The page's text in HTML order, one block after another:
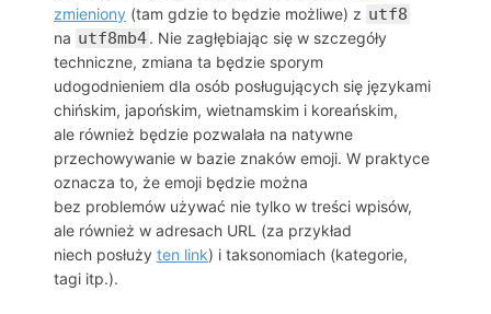
zmieniony (tam gdzie to będzie możliwe) z utf8
na utf8mb4. Nie zagłębiając się w szczegóły
techniczne, zmiana ta będzie sporym
udogodnieniem dla osób posługujących się językami
chińskim, japońskim, wietnamskim i koreańskim,
ale również będzie pozwalała na natywne
przechowywanie w bazie znaków emoji. W praktyce
oznacza to, że emoji będzie można
bez problemów używać nie tylko w treści wpisów,
ale również w adresach URL (za przykład
niech posłuży ten link) i taksonomiach (kategorie,
tagi itp.).